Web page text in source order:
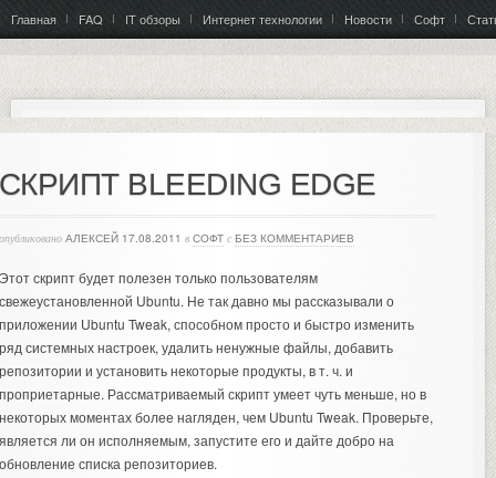
Главная FAQ IT обзоры Интернет технологии Новости Софт
BLEEDING EDGE
АЛЕКСЕЙ 17.08.2011 в СОФТ с БЕЗ КОММЕНТАРИЕВ
скрипт будет полезен только пользователям
Ubuntu. Не так давно мы рассказывали о
Ubuntu Tweak, способном просто и быстро изменить
системных настроек, удалить ненужные файлы, добавить
и установить некоторые продукты, в т. ч. и
Рассматриваемый скрипт умеет чуть меньше, но в
моментах более нагляден, чем Ubuntu Tweak. Проверьте,
ли он исполняемым, запустите его и дайте добро на
списка репозиториев.